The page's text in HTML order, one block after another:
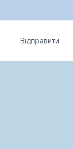
Відправити